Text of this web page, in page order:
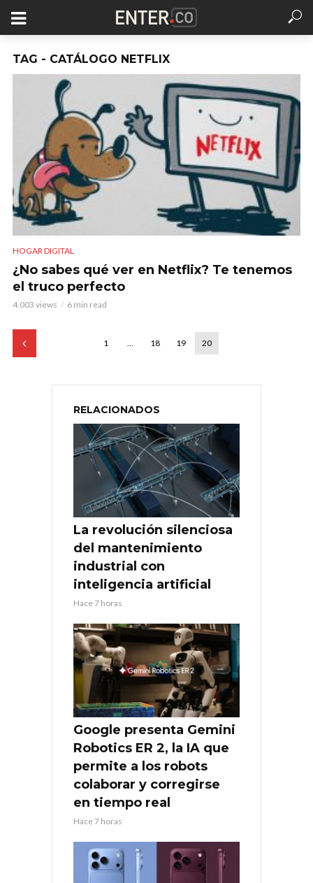
TAG - CATÁLOGO NETFLIX
HOGAR DIGITAL
¿No sabes qué ver en Netflix? Te tenemos
el truco perfecto
4.003 views 6 min read
1 … 18 19 20
RELACIONADOS
La revolución silenciosa
del mantenimiento
industrial con
inteligencia artificial
Hace 7 horas
Google presenta Gemini
Robotics ER 2, la IA que
permite a los robots
colaborar y corregirse
en tiempo real
Hace 7 horas